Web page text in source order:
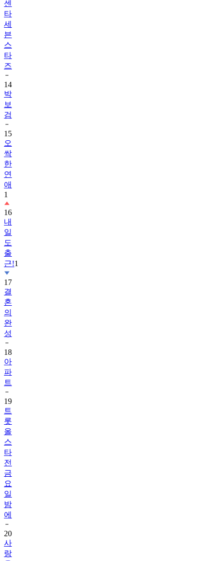
세
븐
스
타
즈
14
박
보
검
15
오
싹
한
연
애
1
16
내
일
도
출
근!
17
결
혼
의
완
성
18
아
파
트
19
트
롯
올
스
타
전
금
요
일
밤
에
20
사
랑
을
처